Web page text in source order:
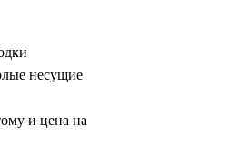
несущие
и цена на